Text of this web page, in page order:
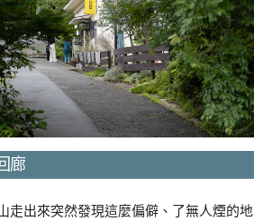
廊
走出來突然發現這麼偏僻、了無人煙的地